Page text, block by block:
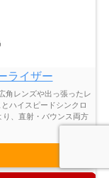
ライザー
角レンズや出っ張ったレ
ハイスピードシンクロ
り、直射・バウンス両方